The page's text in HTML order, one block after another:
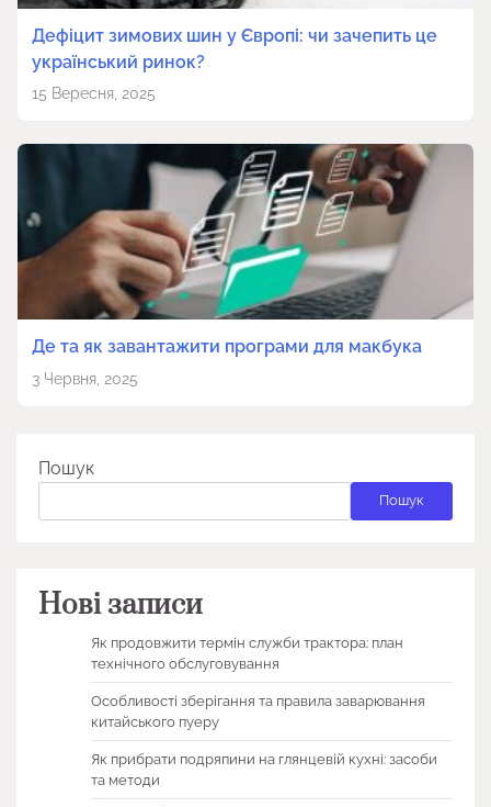
Дефіцит зимових шин у Європі: чи зачепить це
український ринок?
15 Вересня, 2025
Де та як завантажити програми для макбука
3 Червня, 2025
Пошук
Пошук
Нові записи
Як продовжити термін служби трактора: план
технічного обслуговування
Особливості зберігання та правила заварювання
китайського пуеру
Як прибрати подряпини на глянцевій кухні: засоби
та методи